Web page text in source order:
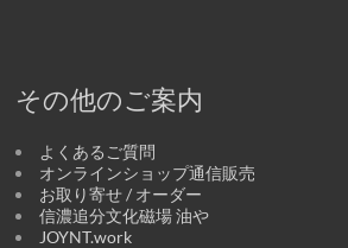
その他のご案内
よくあるご質問
オンラインショップ通信販売
お取り寄せ / オーダー
信濃追分文化磁場 油や
JOYNT.work